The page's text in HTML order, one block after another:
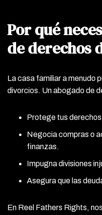
Por qué
de derechos
La casa familiar a menudo
divorcios. Un abogado de
Protege tus
Negocia compras o
finanzas.
Impugna divisiones
Asegura que las
En Reel Fathers Rights,